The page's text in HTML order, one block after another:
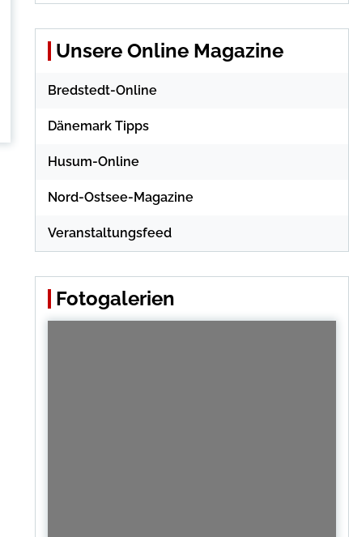
Unsere Online Magazine
Bredstedt-Online
Dänemark Tipps
Husum-Online
Nord-Ostsee-Magazine
Veranstaltungsfeed
Fotogalerien